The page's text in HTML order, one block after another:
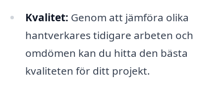
Kvalitet: Genom att jämföra olika
hantverkares tidigare arbeten och
omdömen kan du hitta den bästa
kvaliteten för ditt projekt.